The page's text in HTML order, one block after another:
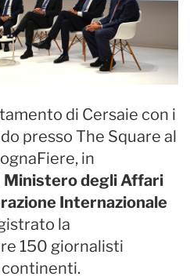
di Cersaie con i
presso The Square al
in
Ministero degli Affari
Internazionale
la
150 giornalisti